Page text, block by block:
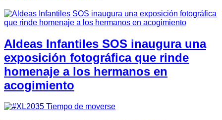
Aldeas Infantiles SOS inaugura una
exposición fotográfica que rinde
homenaje a los hermanos en
acogimiento